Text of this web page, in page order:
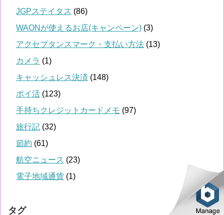
JGPステイタス (86)
WAONが使えるお店(キャンペーン) (3)
アクセプタンスマーク・支払い方法 (13)
カメラ (1)
キャッシュレス決済 (148)
ポイ活 (123)
手持ちクレジットカードメモ (97)
旅行記 (32)
節約 (61)
航空ニュース (23)
電子地域通貨 (1)
タグ